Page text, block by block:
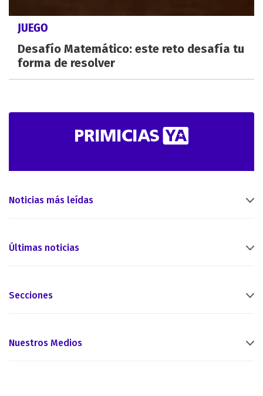
JUEGO
Desafío Matemático: este reto desafía tu
forma de resolver
Noticias más leídas
Últimas noticias
Secciones
Nuestros Medios